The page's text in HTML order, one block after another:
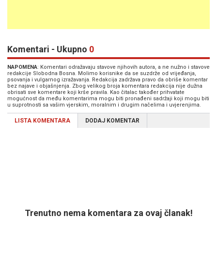
Komentari - Ukupno 0
NAPOMENA: Komentari odražavaju stavove njihovih autora, a ne nužno i stavove
redakcije Slobodna Bosna. Molimo korisnike da se suzdrže od vrijeđanja,
psovanja i vulgarnog izražavanja. Redakcija zadržava pravo da obriše komentar
bez najave i objašnjenja. Zbog velikog broja komentara redakcija nije dužna
obrisati sve komentare koji krše pravila. Kao čitalac također prihvatate
mogućnost da među komentarima mogu biti pronađeni sadržaji koji mogu biti
u suprotnosti sa vašim vjerskim, moralnim i drugim načelima i uvjerenjima.
LISTA KOMENTARA DODAJ KOMENTAR
Trenutno nema komentara za ovaj članak!